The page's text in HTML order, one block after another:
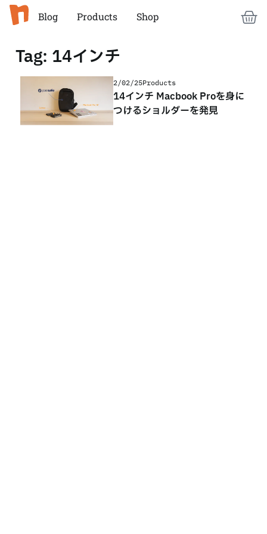
Blog Products Shop
Tag: 14インチ
2/02/25Products
14インチ Macbook Proを身に
つけるショルダーを発見